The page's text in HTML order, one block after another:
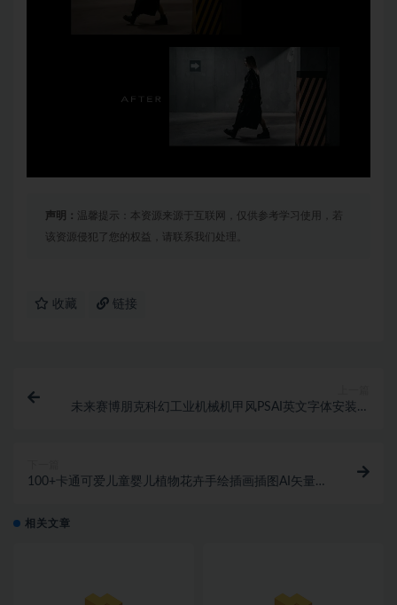
声明： 温馨提示：本资源来源于互联网，仅供参考学习使用，若
该资源侵犯了您的权益，请联系我们处理。
收藏 链接
未来赛博朋克科幻工业机械机甲风PSAI英文字体安装包
100+卡通可爱儿童婴儿植物花卉手绘插画插图AI矢量设
相关文章